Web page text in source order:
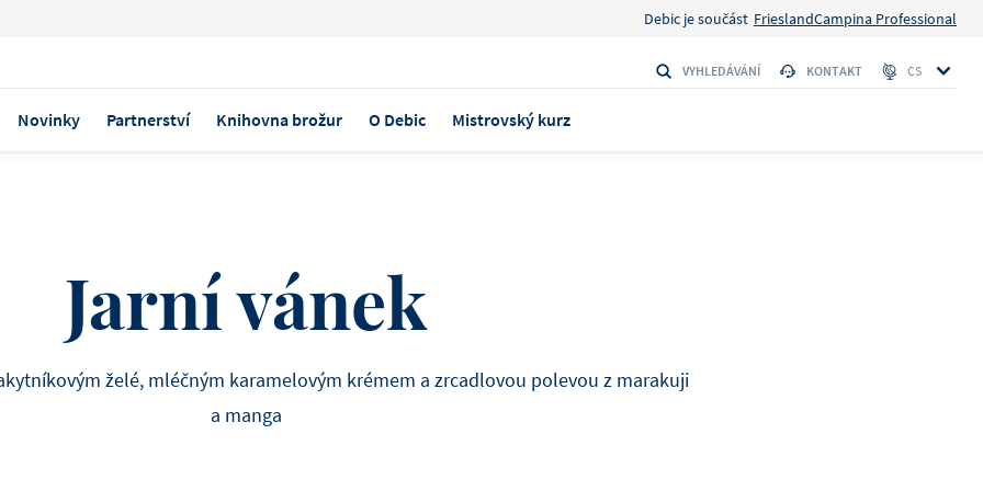
Debic je součást FrieslandCampina Professional
VYHLEDÁVÁNÍ KONTAKT CS
KRÉMOVÝ SÝR
Debic Cheesecake 1L
vyšlehat, obsahuje všechny ingredience
Novinky Partnerství Knihovna brožur O Debic Mistrovský kurz
Jarní vánek
želé, mléčným karamelovým krémem a zrcadlovou polevou z marakuji
a manga